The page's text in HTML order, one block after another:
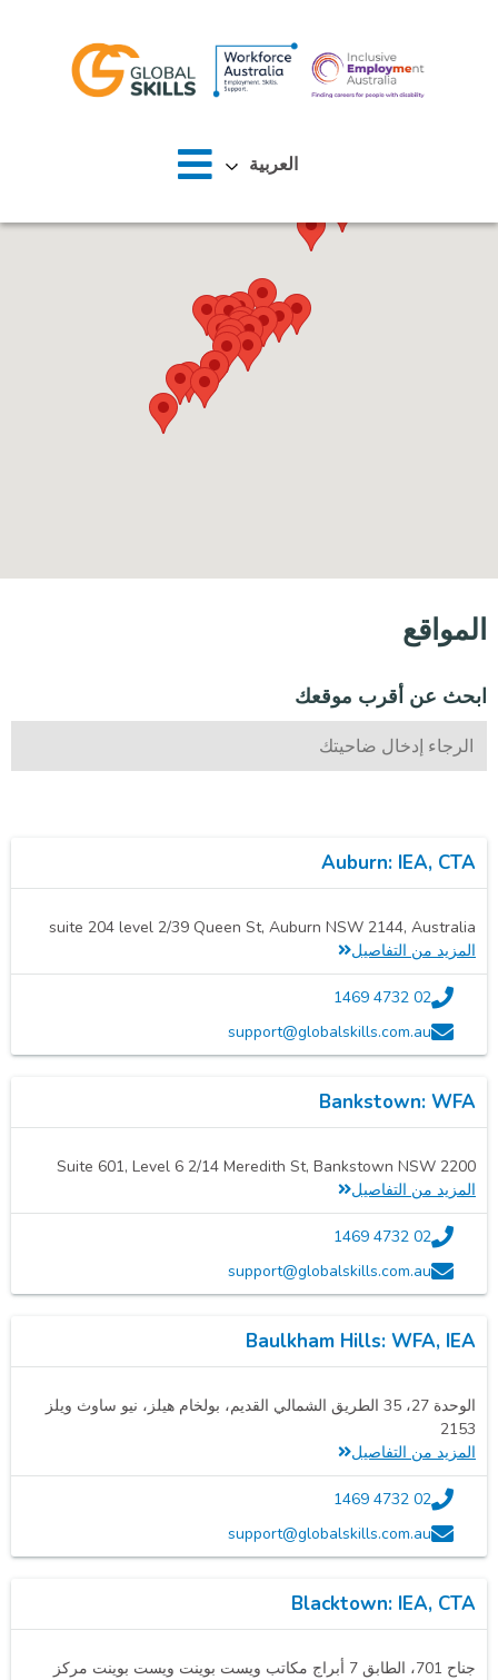
العربية‏
الصفحة الرئيسية
أصحاب العمل
الأخبار
المواقع
ابحث عن أقرب موقعك
Auburn: IEA, CTA
suite 204 level 2/39 Queen St, Auburn NSW 2144, Australia
المزيد من التفاصيل
02 4732 1469
support@globalskills.com.au
Bankstown: WFA
Suite 601, Level 6 2/14 Meredith St, Bankstown NSW 2200
المزيد من التفاصيل
02 4732 1469
support@globalskills.com.au
Baulkham Hills: WFA, IEA
الوحدة 27، 35 الطريق الشمالي القديم، بولخام هيلز، نيو ساوث ويلز
2153
المزيد من التفاصيل
02 4732 1469
support@globalskills.com.au
Blacktown: IEA, CTA
جناح 701، الطابق 7 أبراج مكاتب ويست بوينت ويست بوينت مركز